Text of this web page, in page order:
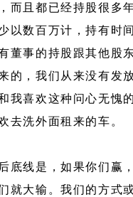
而且都已经持股很多
以数百万计，持有时
董事的持股跟其他股
的，我们从来没有发
我喜欢这种问心无愧
去洗外面租来的车。
底线是，如果你们赢
就大输。我们的方式